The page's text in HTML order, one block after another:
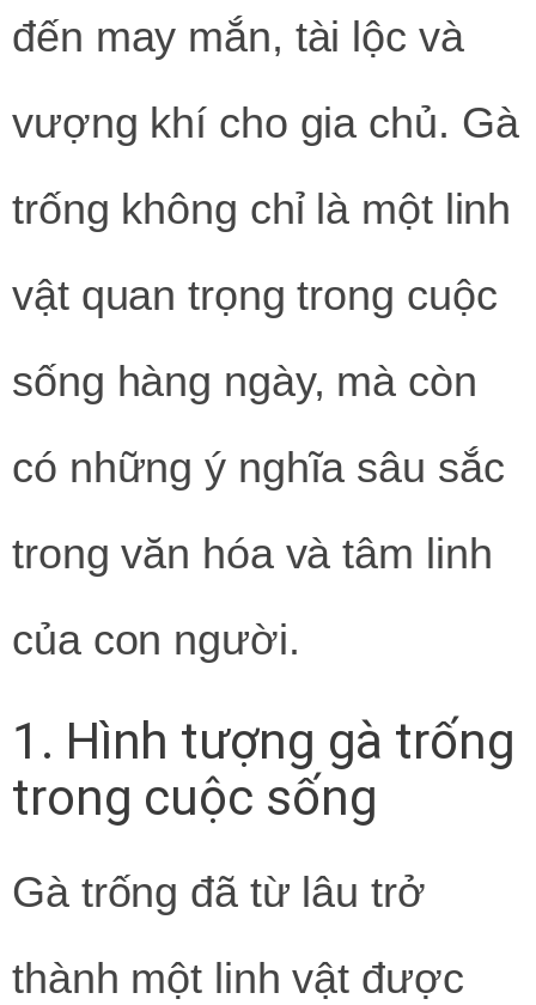
đến may mắn, tài lộc và
vượng khí cho gia chủ. Gà
trống không chỉ là một linh
vật quan trọng trong cuộc
sống hàng ngày, mà còn
có những ý nghĩa sâu sắc
trong văn hóa và tâm linh
của con người.
1. Hình tượng gà trống
trong cuộc sống
Gà trống đã từ lâu trở
thành một linh vật được